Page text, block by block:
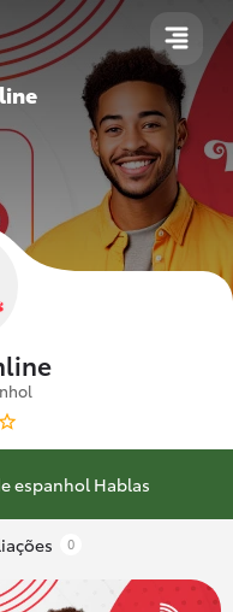
espanhol Hablas
0